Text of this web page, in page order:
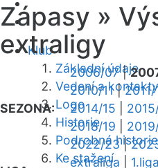
Klub
Základní údaje
Vedení a kontakty
Logo
Historie
Podrobná historie
Ke stažení
Zápasy »
extraligy
SEZONA:
2006/07|
2010/11|2011/
2014/15
2018/19
2022/23|
extraliga 1.liga